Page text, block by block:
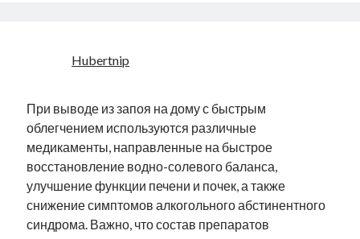
Hubertnip
При выводе из запоя на дому с быстрым
облегчением используются различные
медикаменты, направленные на быстрое
восстановление водно-солевого баланса,
улучшение функции печени и почек, а также
снижение симптомов алкогольного абстинентного
синдрома. Важно, что состав препаратов